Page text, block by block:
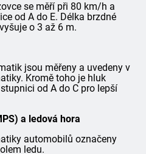
se měří při 80 km/h a
od A do E. Délka brzdné
o 3 až 6 m.
jsou měřeny a uvedeny v
Kromě toho je hluk
od A do C pro lepší
a ledová hora
automobilů označeny
ledu.